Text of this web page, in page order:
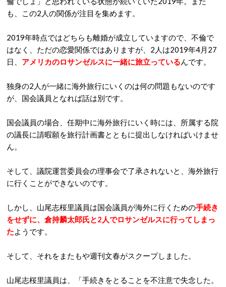
も、この2人の関係が注目を集めます。
2019年時点ではどちらも離婚が成立していますので、不倫で
はなく、ただの恋愛関係ではありますが、2人は2019年4月27
日、 アメリカのロサンゼルスに一緒に旅立っているんです。
独身の2人が一緒に海外旅行にいくのは何の問題もないのです
が、国会議員となれば話は別です。
国会議員の場合、任期中に海外旅行にいく時には、所属する院
の議長に請暇願を旅行計画書とともに提出しなければいけませ
ん。
そして、議院運営委員会の理事会で了承されないと、海外旅行
に行くことができないのです。
しかし、山尾志桜里議員は国会議員が海外に行くための手続き
をせずに、倉持麟太郎氏と2人でロサンゼルスに行ってしまっ
たようです。
そして、それをまたもや週刊文春がスクープしました。
山尾志桜里議員は、「手続きをとることを不注意で失念した。